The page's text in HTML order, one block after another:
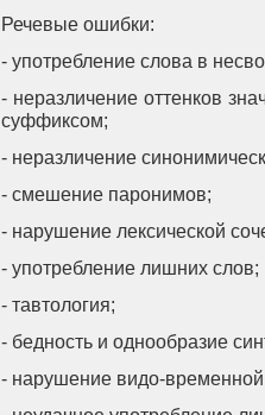
Речевые ошибки:
- употребление слова в
- неразличение оттенков
суффиксом;
- неразличение
- смешение паронимов;
- нарушение лексической
- употребление лишних слов;
- тавтология;
- бедность и однообразие
- нарушение видо-